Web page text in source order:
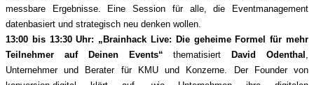
messbare Ergebnisse. Eine Session für alle, die Eventmanagement
datenbasiert und strategisch neu denken wollen.
13:00 bis 13:30 Uhr: „Brainhack Live: Die geheime Formel für mehr
Teilnehmer auf Deinen Events“thematisiert David Odenthal ,
Unternehmer und Berater für KMU und Konzerne. Der Founder von